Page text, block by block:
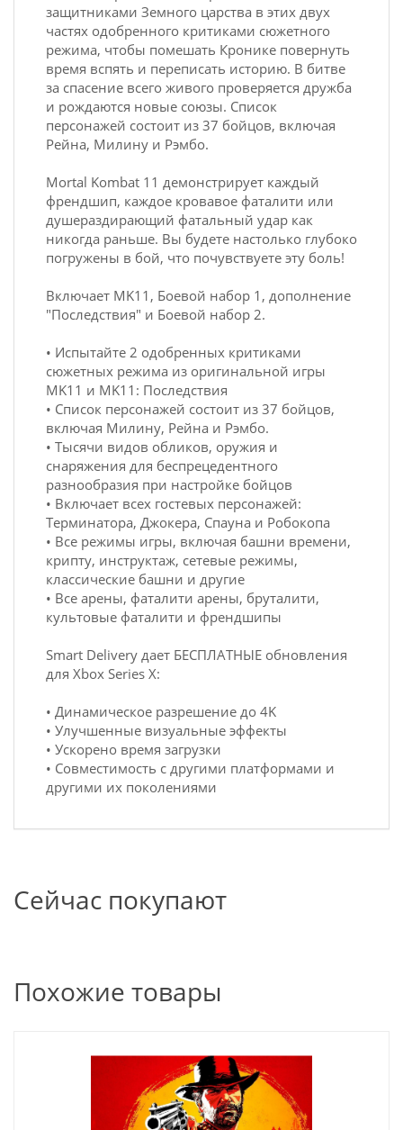
защитниками Земного царства в этих двух
частях одобренного критиками сюжетного
режима, чтобы помешать Кронике повернуть
время вспять и переписать историю. В битве
за спасение всего живого проверяется дружба
и рождаются новые союзы. Список
персонажей состоит из 37 бойцов, включая
Рейна, Милину и Рэмбо.
Mortal Kombat 11 демонстрирует каждый
френдшип, каждое кровавое фаталити или
душераздирающий фатальный удар как
никогда раньше. Вы будете настолько глубоко
погружены в бой, что почувствуете эту боль!
Включает MK11, Боевой набор 1, дополнение
"Последствия" и Боевой набор 2.
• Испытайте 2 одобренных критиками
сюжетных режима из оригинальной игры
MK11 и MK11: Последствия
• Список персонажей состоит из 37 бойцов,
включая Милину, Рейна и Рэмбо.
• Тысячи видов обликов, оружия и
снаряжения для беспрецедентного
разнообразия при настройке бойцов
• Включает всех гостевых персонажей:
Терминатора, Джокера, Спауна и Робокопа
• Все режимы игры, включая башни времени,
крипту, инструктаж, сетевые режимы,
классические башни и другие
• Все арены, фаталити арены, бруталити,
культовые фаталити и френдшипы
Smart Delivery дает БЕСПЛАТНЫЕ обновления
для Xbox Series X:
• Динамическое разрешение до 4K
• Улучшенные визуальные эффекты
• Ускорено время загрузки
• Совместимость с другими платформами и
другими их поколениями
Сейчас покупают
Похожие товары